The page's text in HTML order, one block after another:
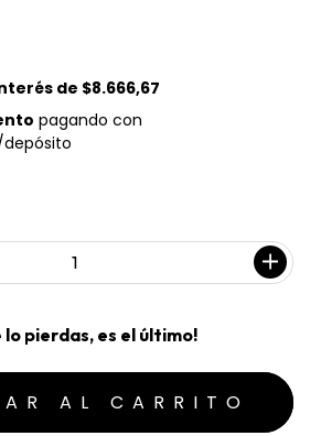
de $8.666,67
pagando con
lo pierdas, es el último!